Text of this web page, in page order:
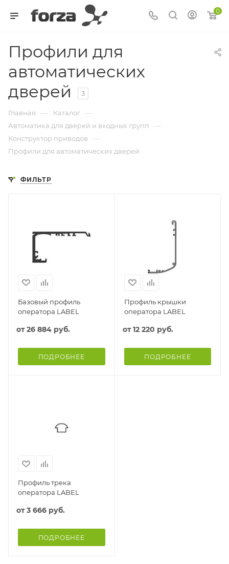
0
Профили для
автоматических
дверей
3
Главная — Каталог —
Автоматика для дверей и входных групп —
Конструктор приводов —
Профили для автоматических дверей
ФИЛЬТР
Базовый профиль
оператора LABEL
от26 884 руб.
ПОДРОБНЕЕ
Профиль крышки
оператора LABEL
от12 220 руб.
ПОДРОБНЕЕ
Профиль трека
оператора LABEL
от3 666 руб.
ПОДРОБНЕЕ